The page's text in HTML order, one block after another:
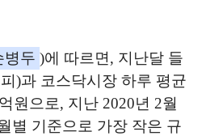
병두 )에 따르면, 지난달 들
)과 코스닥시장 하루 평균
원으로, 지난 2020년 2월
별 기준으로 가장 작은 규